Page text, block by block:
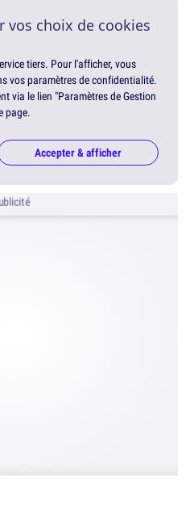
vos choix de cookies
tiers. Pour l'afficher, vous
vos paramètres de confidentialité.
via le lien "Paramètres de Gestion
page.
Accepter & afficher